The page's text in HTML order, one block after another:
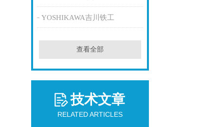
YOSHIKAWA吉川铁工
查看全部
技术文章
RELATED ARTICLES